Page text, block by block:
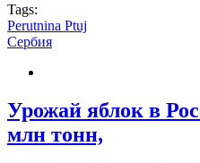
Tags:
Perutnina Ptuj
Сербия
Урожай яблок в
млн тонн,